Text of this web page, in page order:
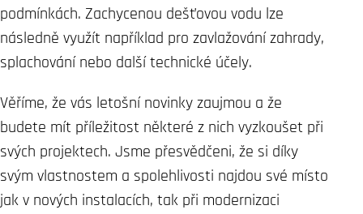
podmínkách. Zachycenou dešťovou vodu lze
následně využít například pro zavlažování zahrady,
splachování nebo další technické účely.
Věříme, že vás letošní novinky zaujmou a že
budete mít příležitost některé z nich vyzkoušet při
svých projektech. Jsme přesvědčeni, že si díky
svým vlastnostem a spolehlivosti najdou své místo
jak v nových instalacích, tak při modernizaci